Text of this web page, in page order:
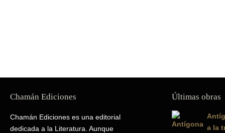
Chamán Ediciones
Chamán Ediciones es una editorial
dedicada a la Literatura. Aunque
Últimas obras
a la